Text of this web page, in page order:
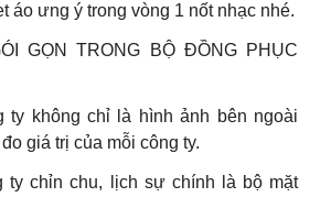
áo ưng ý trong vòng 1 nốt nhạc nhé.
GỌN TRONG BỘ ĐỒNG PHỤC
ty không chỉ là hình ảnh bên ngoài
giá trị của mỗi công ty.
ty chỉn chu, lịch sự chính là bộ mặt